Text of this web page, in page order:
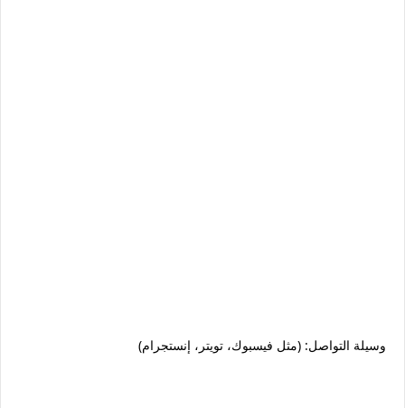
وسيلة التواصل: (مثل فيسبوك، تويتر، إنستجرام)